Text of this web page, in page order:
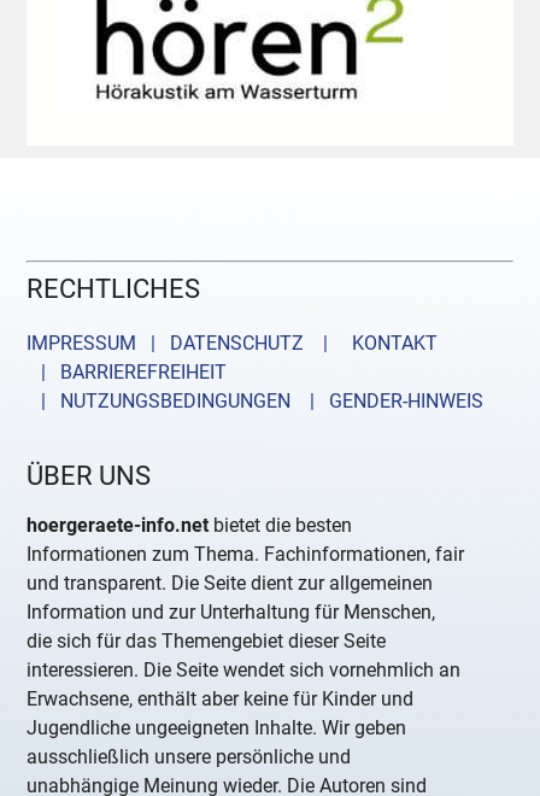
RECHTLICHES
IMPRESSUM | DATENSCHUTZ |
KONTAKT
| BARRIEREFREIHEIT
| NUTZUNGSBEDINGUNGEN
| GENDER-HINWEIS
ÜBER UNS
hoergeraete-info.net bietet die besten
Informationen zum Thema. Fachinformationen, fair
und transparent. Die Seite dient zur allgemeinen
Information und zur Unterhaltung für Menschen,
die sich für das Themengebiet dieser Seite
interessieren. Die Seite wendet sich vornehmlich an
Erwachsene, enthält aber keine für Kinder und
Jugendliche ungeeigneten Inhalte. Wir geben
ausschließlich unsere persönliche und
unabhängige Meinung wieder. Die Autoren sind